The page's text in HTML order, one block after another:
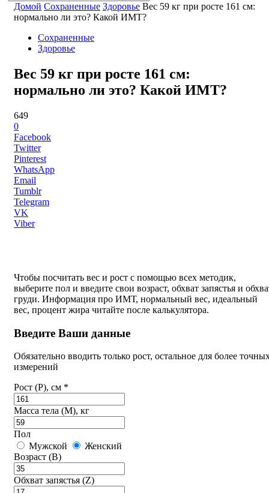
Домой Сохраненные Здоровье Вес 59 кг при росте 161 см:
нормально ли это? Какой ИМТ?
Сохраненные
Здоровье
Вес 59 кг при росте 161 см:
нормально ли это? Какой ИМТ?
649
0
Facebook
Twitter
Pinterest
WhatsApp
Email
Tumblr
Telegram
VK
Viber
Чтобы посчитать вес и рост с помощью всех методик,
выберите пол и введите свои возраст, обхват запястья и
груди. Информация про ИМТ, нормальный вес, идеальный
вес, процент жира читайте после калькулятора.
Введите Ваши данные
Обязательно вводить только рост, остальное для более
измерений
Рост (P), см *
Масса тела (M), кг
Пол
Мужской
Женский
Возраст (B)
Обхват запястья (Z)